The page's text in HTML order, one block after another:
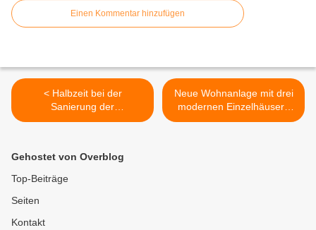
Einen Kommentar hinzufügen
< Halbzeit bei der
Sanierung der
Günterslebener Straße am
zum Altort
Neue Wohnanlage mit drei
modernen Einzelhäusern
prägt künftig das Ortsbild im
Gehostet von Overblog
Top-Beiträge
Seiten
Kontakt